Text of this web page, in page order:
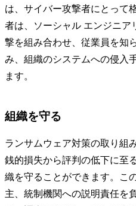
は、サイバー攻撃者にとって
者は、ソーシャル エンジニア
撃を組み合わせ、従業員を知
み、組織のシステムへの侵入
ます。
組織を守る
ランサムウェア対策の取り組
銭的損失から評判の低下に至
織を守ることができます。こ
主、統制機関への説明責任を